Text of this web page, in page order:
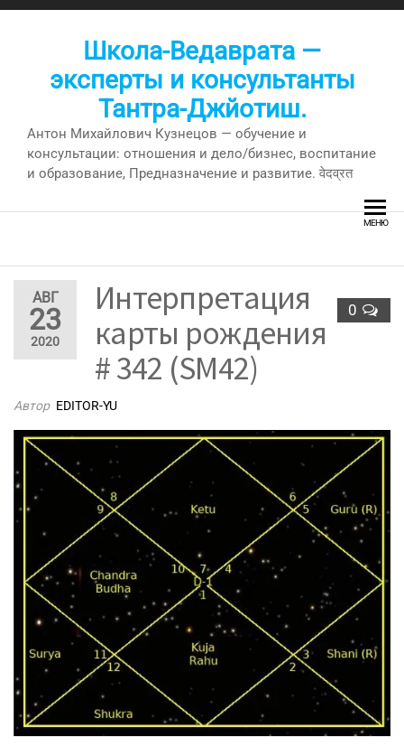
Перейти
Школа-Ведаврата —
эксперты и консультанты
Тантра-Джйотиш.
Антон Михайлович Кузнецов — обучение и
консультации: отношения и дело/бизнес, воспитание
и образование, Предназначение и развитие. वेदव्रत
МЕНЮ
АВГ
23
2020
0
Интерпретация
карты рождения
# 342 (SM42)
Автор EDITOR-YU